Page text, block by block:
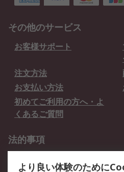
その他のサービス
お客様サポート
注文方法
お支払い方法
初めてご利用の方へ・よ
くあるご質問
法的事項
より良い体験のために